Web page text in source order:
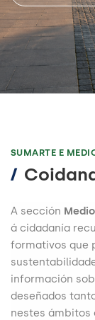
SUMARTE E
/
A sección
á cidadanía
formativos que
información
deseñados
nestes ámbitos